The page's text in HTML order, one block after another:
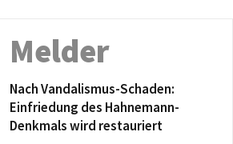
Melder
Nach Vandalismus-Schaden:
Einfriedung des Hahnemann-
Denkmals wird restauriert